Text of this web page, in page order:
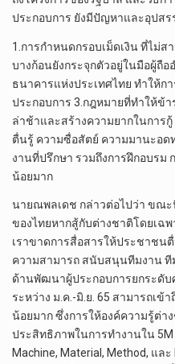
ประกอบการ ยังมีปัญหาและอุปสร
1.การกำหนดกรอบเม็ดเงิน ที่ไม่ส
บางก้อนยังกระจุกตัวอยู่ในมือผู้ถือ
ธนาคารแห่งประเทศไทย ทำให้ก
ประกอบการ 3.กฎหมายที่ทำให้ข้
ล่าช้าและสร้างความยากในการ
ตื่นรู้ ความซื่อสัตย์ ความมานะอด
งานที่ปรึกษา รวมถึงการฝึกอบรม
น้อยมาก
นายณพลเดช กล่าวต่อไปว่า ขณะ
ของไทยหากสู้กับต่างชาติโดยเฉ
เราขาดการสื่อสารให้ประชาช
ความสามารถ สนับสนุนทีมงาน
ด้านพัฒนาผู้ประกอบการยกระดับ
ระหว่าง ม.ค.-มิ.ย. 65 สามารถเข้
น้อยมาก ซึ่งการให้องค์ความรู้ต่า
ประสิทธิภาพในการทำงานใน 5M
Machine, Material, Method, แ